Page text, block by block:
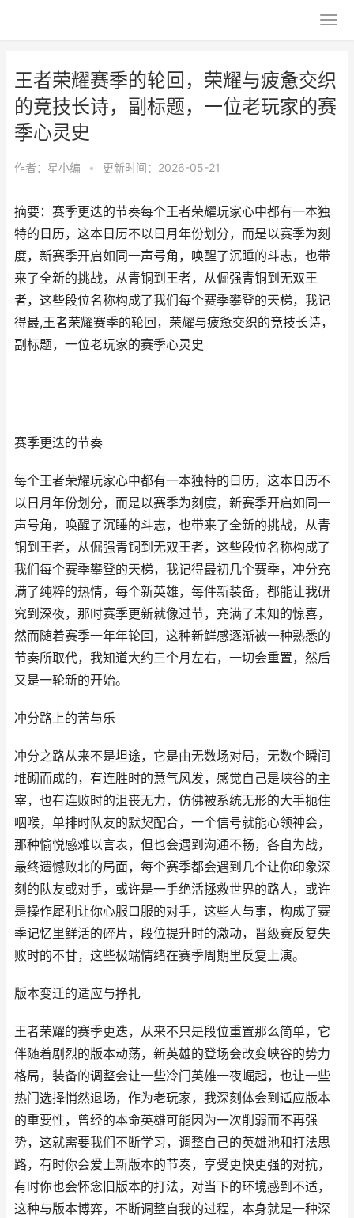
王者荣耀赛季的轮回，荣耀与疲惫交织
的竞技长诗，副标题，一位老玩家的赛
季心灵史
作者： 星小编 • 更新时间：2026-05-21
摘要：赛季更迭的节奏每个王者荣耀玩家心中都有一本独
特的日历，这本日历不以日月年份划分，而是以赛季为刻
度，新赛季开启如同一声号角，唤醒了沉睡的斗志，也带
来了全新的挑战，从青铜到王者，从倔强青铜到无双王
者，这些段位名称构成了我们每个赛季攀登的天梯，我记
得最,王者荣耀赛季的轮回，荣耀与疲惫交织的竞技长诗，
副标题，一位老玩家的赛季心灵史
赛季更迭的节奏
每个王者荣耀玩家心中都有一本独特的日历，这本日历不
以日月年份划分，而是以赛季为刻度，新赛季开启如同一
声号角，唤醒了沉睡的斗志，也带来了全新的挑战，从青
铜到王者，从倔强青铜到无双王者，这些段位名称构成了
我们每个赛季攀登的天梯，我记得最初几个赛季，冲分充
满了纯粹的热情，每个新英雄，每件新装备，都能让我研
究到深夜，那时赛季更新就像过节，充满了未知的惊喜，
然而随着赛季一年年轮回，这种新鲜感逐渐被一种熟悉的
节奏所取代，我知道大约三个月左右，一切会重置，然后
又是一轮新的开始。
冲分路上的苦与乐
冲分之路从来不是坦途，它是由无数场对局，无数个瞬间
堆砌而成的，有连胜时的意气风发，感觉自己是峡谷的主
宰，也有连败时的沮丧无力，仿佛被系统无形的大手扼住
咽喉，单排时队友的默契配合，一个信号就能心领神会，
那种愉悦感难以言表，但也会遇到沟通不畅，各自为战，
最终遗憾败北的局面，每个赛季都会遇到几个让你印象深
刻的队友或对手，或许是一手绝活拯救世界的路人，或许
是操作犀利让你心服口服的对手，这些人与事，构成了赛
季记忆里鲜活的碎片，段位提升时的激动，晋级赛反复失
败时的不甘，这些极端情绪在赛季周期里反复上演。
版本变迁的适应与挣扎
王者荣耀的赛季更迭，从来不只是段位重置那么简单，它
伴随着剧烈的版本动荡，新英雄的登场会改变峡谷的势力
格局，装备的调整会让一些冷门英雄一夜崛起，也让一些
热门选择悄然退场，作为老玩家，我深刻体会到适应版本
的重要性，曾经的本命英雄可能因为一次削弱而不再强
势，这就需要我们不断学习，调整自己的英雄池和打法思
路，有时你会爱上新版本的节奏，享受更快更强的对抗，
有时你也会怀念旧版本的打法，对当下的环境感到不适，
这种与版本博弈，不断调整自我的过程，本身就是一种深